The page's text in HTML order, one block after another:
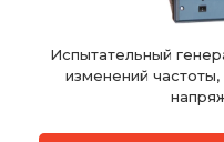
Испытательный
изменений